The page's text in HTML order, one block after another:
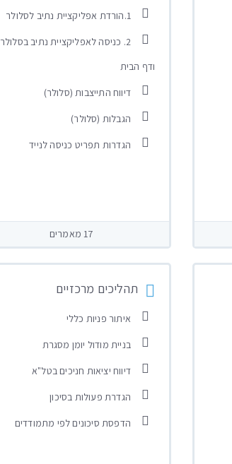
1.הורדת אפליקציית נתיב לסלולר
2. כניסה לאפליקציית נתיב בסלולר
ודף הבית
דיווח התייצבות (סלולר)
הגבלות (סלולר)
הגדרות תפריט כניסה לנייד
17 מאמרים
תהליכים מרכזיים
איתור פניות כללי
בניית מודול יומן מסגרת
דיווח יציאות חניכים בטל"א
הגדרת פעולות בסיכון
הדפסת סיכונים לפי מתמודדים